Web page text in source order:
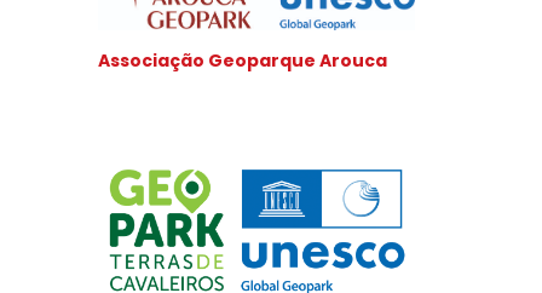
Associação Geoparque Arouca